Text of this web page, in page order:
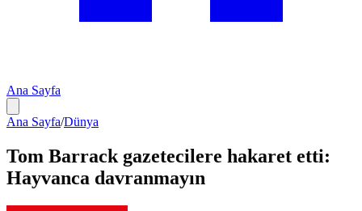
Ana Sayfa
Ana Sayfa/Dünya
Tom Barrack gazetecilere hakaret etti:
Hayvanca davranmayın